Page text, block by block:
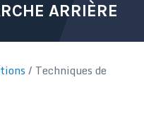
ARRIÈRE
/ Techniques de